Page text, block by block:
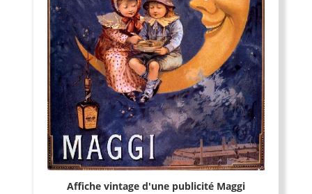
Affiche vintage d'une publicité Maggi